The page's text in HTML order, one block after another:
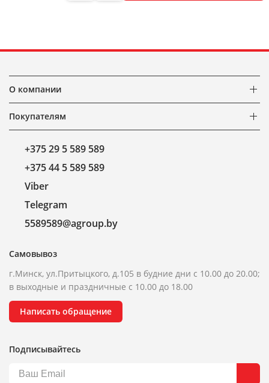
О компании
Покупателям
+375 29 5 589 589
+375 44 5 589 589
Viber
Telegram
5589589@agroup.by
Самовывоз
г.Минск, ул.Притыцкого, д.105 в будние дни с 10.00 до 20.00;
в выходные и праздничные с 10.00 до 18.00
Написать обращение
Подписывайтесь